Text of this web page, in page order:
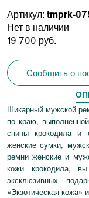
Артикул: tmprk-
Нет в наличии
19 700 руб.
Сообщить о
Шикарный мужской
по краю,
спины крокодила и
женские сумки,
ремни женские и
кожи крокодила,
эксклюзивных
«Экзотическая